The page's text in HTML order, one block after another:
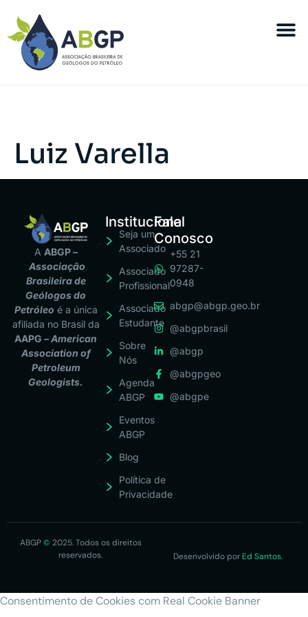
Luiz Varella
A ABGP –
Associação
Brasileira de
Geólogos do
Petróleo é a única
afiliada no Brasil da
AAPG– American
Association of
Petroleum
Geologists.
Institucional
Seja um
Associado
Associado
Profissional
Associado
Estudante
Sobre
Nós
Agenda
ABGP
Eventos
ABGP
Blog
Política de
Privacidade
Fale
Conosco
+55 21
97287-
0948
abgp@abgp.geo.br
@abgpbrasil
@abgp
@abgpgeo
@abgpe
ABGP© 2025. Todos os direitos
reservados.
Desenvolvido por Ed Santos.
Consentimento de Cookies com Real Cookie Banner